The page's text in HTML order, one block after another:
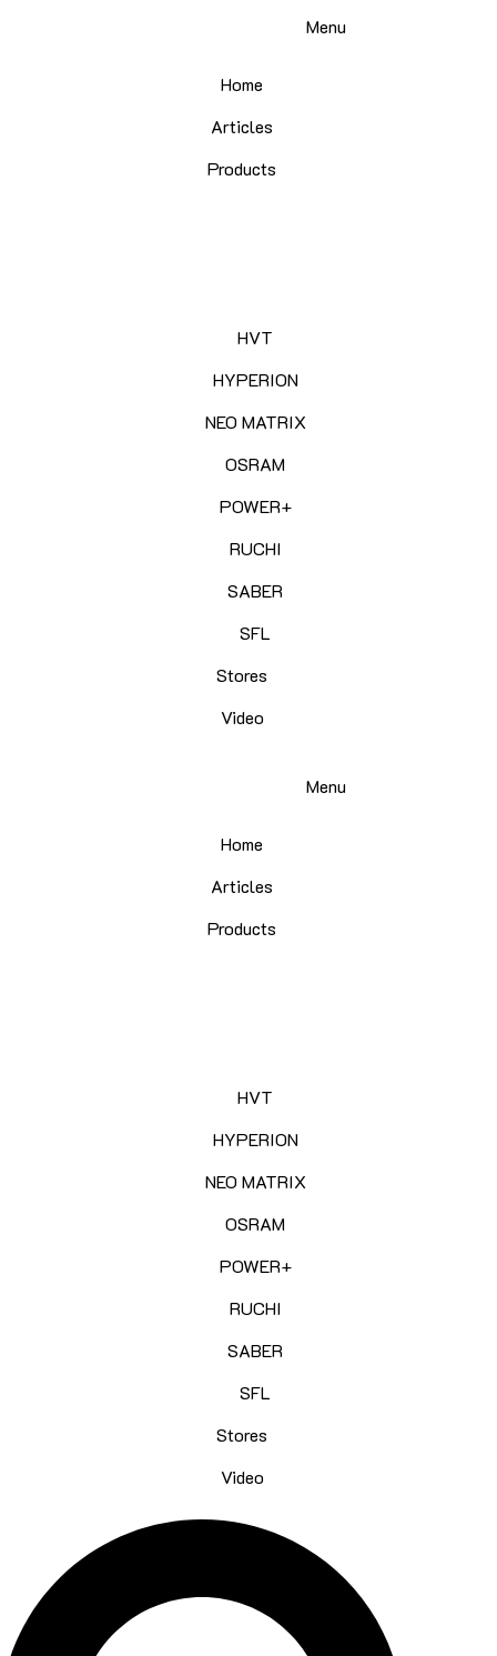
Home
Articles
Products
HVT
HYPERION
NEO MATRIX
OSRAM
POWER+
RUCHI
SABER
SFL
Stores
Video
Menu
Home
Articles
Products
HVT
HYPERION
NEO MATRIX
OSRAM
POWER+
RUCHI
SABER
SFL
Stores
Video
Menu